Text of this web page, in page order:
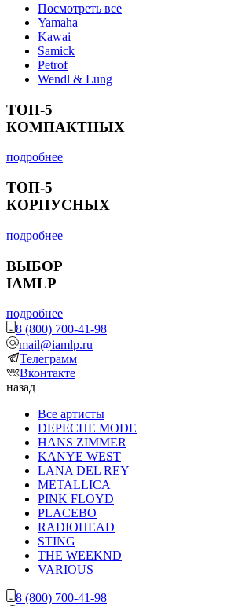
Посмотреть все
Yamaha
Kawai
Samick
Petrof
Wendl & Lung
ТОП-5
КОМПАКТНЫХ
подробнее
ТОП-5
КОРПУСНЫХ
подробнее
ВЫБОР
IAMLP
подробнее
8 (800) 700-41-98
mail@iamlp.ru
Телеграмм
Вконтакте
назад
Все артисты
DEPECHE MODE
HANS ZIMMER
KANYE WEST
LANA DEL REY
METALLICA
PINK FLOYD
PLACEBO
RADIOHEAD
STING
THE WEEKND
VARIOUS
8 (800) 700-41-98